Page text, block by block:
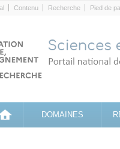
Contenu Recherche Pied de
DOMAINES